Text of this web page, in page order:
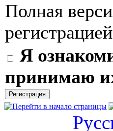
Полная
Я
принимаю